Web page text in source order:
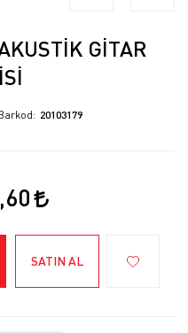
GİTAR
20103179
SATIN AL